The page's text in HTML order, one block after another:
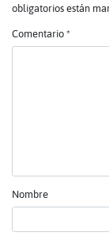
obligatorios están
Comentario *
Nombre